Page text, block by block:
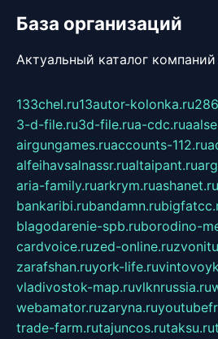
База организаций
Актуальный каталог
133chel.ru13autor-kolonka.ru
3-d-file.ru3d-file.rua-cdc.ru
airgungames.ruaccounts-112.ru
alfeihavsalnassr.rualtaipant.ru
aria-family.ruarkrym.ruashanet.ru
bankaribi.rubandamn.ru
blagodarenie-spb.ruborodino-
cardvoice.ruzed-online.ru
zarafshan.ruyork-life.ru
vladivostok-map.ruvlknrussia.ru
webamator.ruzaryna.ru
trade-farm.rutajuncos.rutaksu.ru